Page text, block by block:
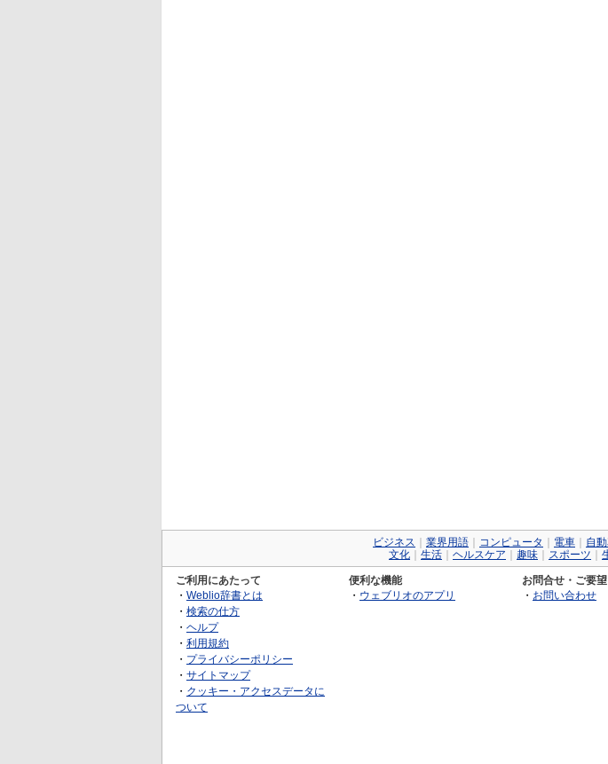
ビジネス 業界用語 コンピュータ 電車 自
文化
生活 ヘルスケア 趣味 スポーツ
ご利用にあたって
・ Weblio辞書とは
・ 検索の仕方
・ ヘルプ
・ 利用規約
・ プライバシーポリシー
・ サイトマップ
・ クッキー・アクセスデータに
ついて
便利な機能
・ ウェブリオのアプリ
お問合せ・ご要望
・ お問い合わせ